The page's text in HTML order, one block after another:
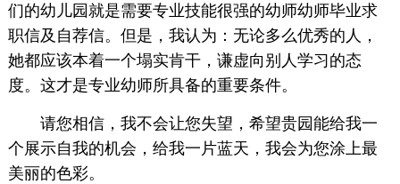
们的幼儿园就是需要专业技能很强的幼师幼师毕业求
职信及自荐信。但是，我认为：无论多么优秀的人，
她都应该本着一个塌实肯干，谦虚向别人学习的态
度。这才是专业幼师所具备的重要条件。
请您相信，我不会让您失望，希望贵园能给我一
个展示自我的机会，给我一片蓝天，我会为您涂上最
美丽的色彩。